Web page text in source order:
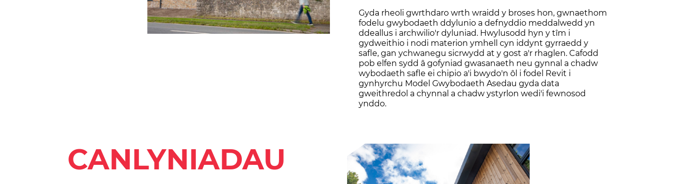
Gyda rheoli gwrthdaro wrth wraidd y broses hon, gwnaethom
fodelu gwybodaeth ddylunio a defnyddio meddalwedd yn
ddeallus i archwilio'r dyluniad. Hwylusodd hyn y tîm i
gydweithio i nodi materion ymhell cyn iddynt gyrraedd y
safle, gan ychwanegu sicrwydd at y gost a'r rhaglen. Cafodd
pob elfen sydd â gofyniad gwasanaeth neu gynnal a chadw
wybodaeth safle ei chipio a'i bwydo'n ôl i fodel Revit i
gynhyrchu Model Gwybodaeth Asedau gyda data
gweithredol a chynnal a chadw ystyrlon wedi'i fewnosod
ynddo.
CANLYNIADAU